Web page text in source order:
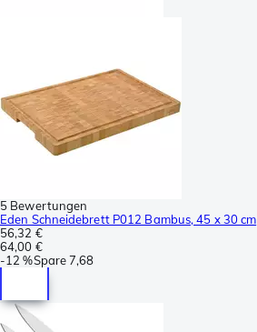
5 Bewertungen
Eden Schneidebrett P012 Bambus, 45 x 30 cm
56,32 €
64,00 €
-12 %Spare7,68